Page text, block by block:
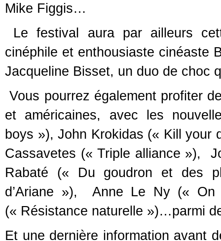
Mike Figgis…
Le festival aura par ailleurs
cinéphile et enthousiaste cinéaste
Jacqueline Bisset, un duo de choc
Vous pourrez également profiter
et américaines, avec les
boys »), John Krokidas (« Kill your
Cassavetes (« Triple alliance »),
Rabaté (« Du goudron et des
d’Ariane »), Anne Le Ny (« On
(« Résistance naturelle »)…parmi
Et une dernière information avant